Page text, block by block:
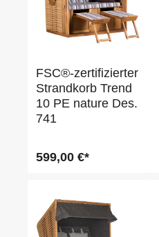
FSC®-zertifizierter
Strandkorb Trend
10 PE nature Des.
741
599,00 €*